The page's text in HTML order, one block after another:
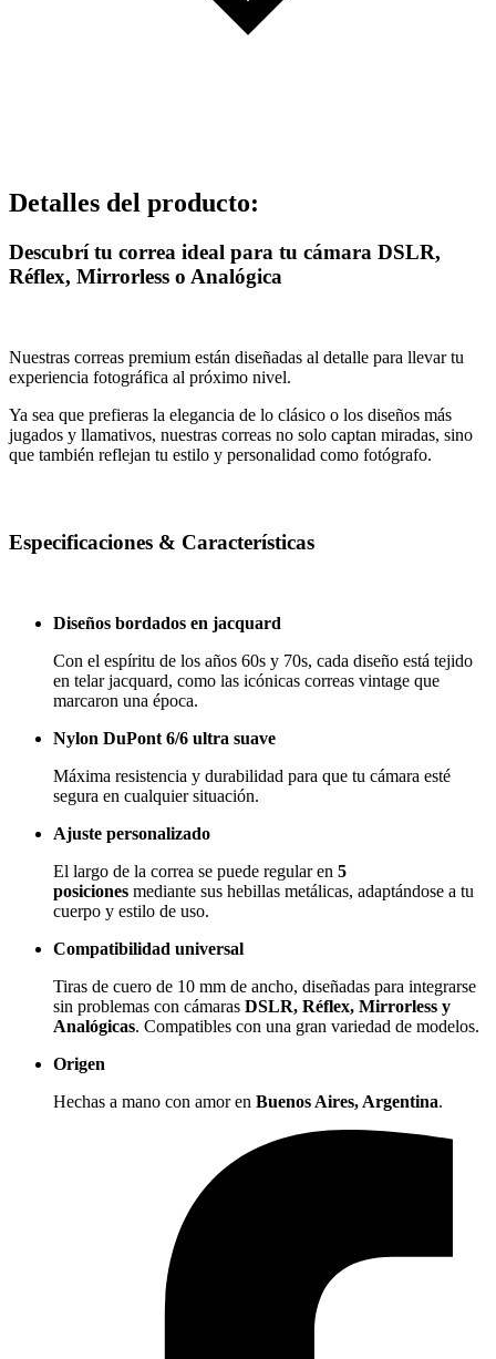
Detalles del producto:
Descubrí tu correa ideal para tu cámara DSLR,
Réflex, Mirrorless o Analógica
Nuestras correas premium están diseñadas al detalle para llevar tu
experiencia fotográfica al próximo nivel.
Ya sea que prefieras la elegancia de lo clásico o los diseños más
jugados y llamativos, nuestras correas no solo captan miradas, sino
que también reflejan tu estilo y personalidad como fotógrafo.
Especificaciones & Características
Diseños bordados en jacquard
Con el espíritu de los años 60s y 70s, cada diseño está tejido
en telar jacquard, como las icónicas correas vintage que
marcaron una época.
Nylon DuPont 6/6 ultra suave
Máxima resistencia y durabilidad para que tu cámara esté
segura en cualquier situación.
Ajuste personalizado
El largo de la correa se puede regular en 5
posiciones mediante sus hebillas metálicas, adaptándose a tu
cuerpo y estilo de uso.
Compatibilidad universal
Tiras de cuero de 10 mm de ancho, diseñadas para integrarse
sin problemas con cámaras DSLR, Réflex, Mirrorless y
Analógicas. Compatibles con una gran variedad de modelos.
Origen
Hechas a mano con amor en Buenos Aires, Argentina.